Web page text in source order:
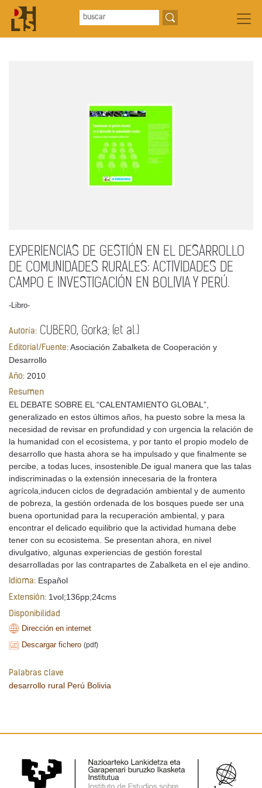
EXPERIENCIAS DE GESTIÓN EN EL DESARROLLO
DE COMUNIDADES RURALES: ACTIVIDADES DE
CAMPO E INVESTIGACIÓN EN BOLIVIA Y PERÚ.
-Libro-
Autoría: CUBERO, Gorka; (et al.)
Editorial/Fuente: Asociación Zabalketa de Cooperación y
Desarrollo
Año: 2010
Resumen
EL DEBATE SOBRE EL “CALENTAMIENTO GLOBAL”,
generalizado en estos últimos años, ha puesto sobre la mesa la
necesidad de revisar en profundidad y con urgencia la relación de
la humanidad con el ecosistema, y por tanto el propio modelo de
desarrollo que hasta ahora se ha impulsado y que finalmente se
percibe, a todas luces, insostenible.De igual manera que las talas
indiscriminadas o la extensión innecesaria de la frontera
agrícola,inducen ciclos de degradación ambiental y de aumento
de pobreza, la gestión ordenada de los bosques puede ser una
buena oportunidad para la recuperación ambiental, y para
encontrar el delicado equilibrio que la actividad humana debe
tener con su ecosistema. Se presentan ahora, en nivel
divulgativo, algunas experiencias de gestión forestal
desarrolladas por las contrapartes de Zabalketa en el eje andino.
Idioma: Español
Extensión: 1vol;136pp;24cms
Disponibilidad
Dirección en internet
Descargar fichero (pdf)
Palabras clave
desarrollo rural Perú Bolivia